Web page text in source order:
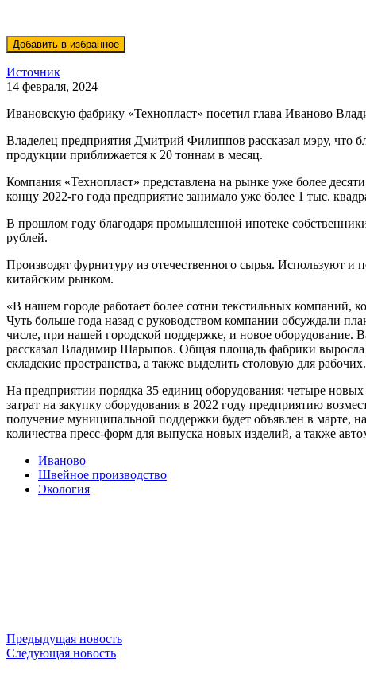
Источник
14 февраля, 2024
Ивановскую фабрику «Технопласт» посетил глава Иваново
Владелец предприятия Дмитрий Филиппов рассказал мэру, что
продукции приближается к 20 тоннам в месяц.
Компания «Технопласт» представлена на рынке уже более
концу 2022-го года предприятие занимало уже более 1 тыс.
В прошлом году благодаря промышленной ипотеке
рублей.
Производят фурнитуру из отечественного сырья. Используют и
китайским рынком.
«В нашем городе работает более сотни текстильных компаний,
Чуть больше года назад с руководством компании обсуждали
числе, при нашей городской поддержке, и новое оборудование.
рассказал Владимир Шарыпов. Общая площадь фабрики выросла
складские пространства, а также выделить столовую для рабочих.
На предприятии порядка 35 единиц оборудования: четыре
затрат на закупку оборудования в 2022 году предприятию
получение муниципальной поддержки будет объявлен в марте,
количества пресс-форм для выпуска новых изделий, а также
Иваново
Швейное производство
Экология
Предыдущая новость
Следующая новость